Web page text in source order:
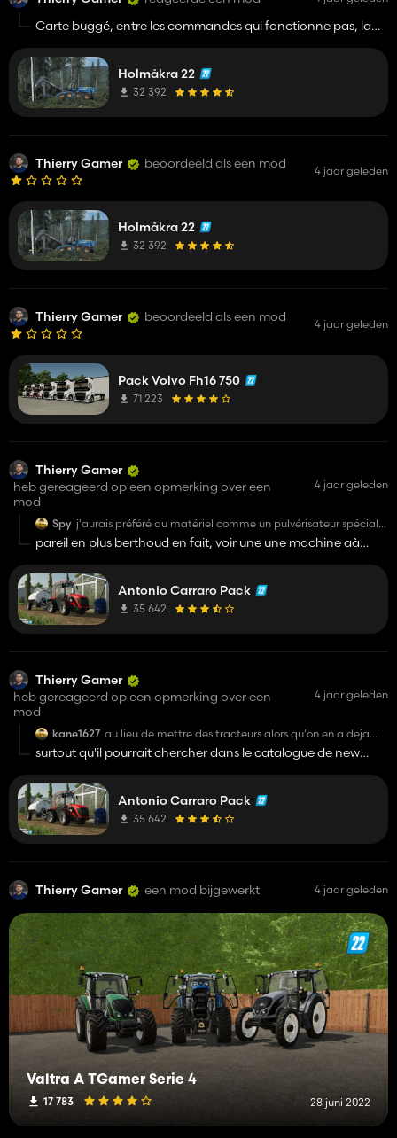
Carte buggé, entre les commandes qui fonctionne pas, la
des pires map
Holmåkra 22
32 392
Thierry Gamer beoordeeld als een mod 4 jaar geleden
Holmåkra 22
32 392
Thierry Gamer beoordeeld als een mod 4 jaar geleden
Pack Volvo Fh16 750
71 223
Thierry Gamer
heb gereageerd op een opmerking over een
mod
4 jaar geleden
Spy j'aurais préféré du matériel comme un pulvérisateur spécial
vigne qu'autant de tracteurs inutiles.
pareil en plus berthoud en fait, voir une une machine aà
pouvoir monter un pulvé porté berthoud
Antonio Carraro Pack
35 642
Thierry Gamer
heb gereageerd op een opmerking over een
mod
4 jaar geleden
kane1627 au lieu de mettre des tracteurs alors qu'on en a deja
pas mal, il aurait été mieux de nous mettre des
machine à vendanger et du matériel qui est si peu
surtout qu'il pourrait chercher dans le catalogue de new
voire rajouter le fabricant Grégoire ou Pellenc
Antonio Carraro Pack
35 642
Thierry Gamer een mod bijgewerkt 4 jaar geleden
Valtra A TGamer Serie 4
17 783 28 juni 2022